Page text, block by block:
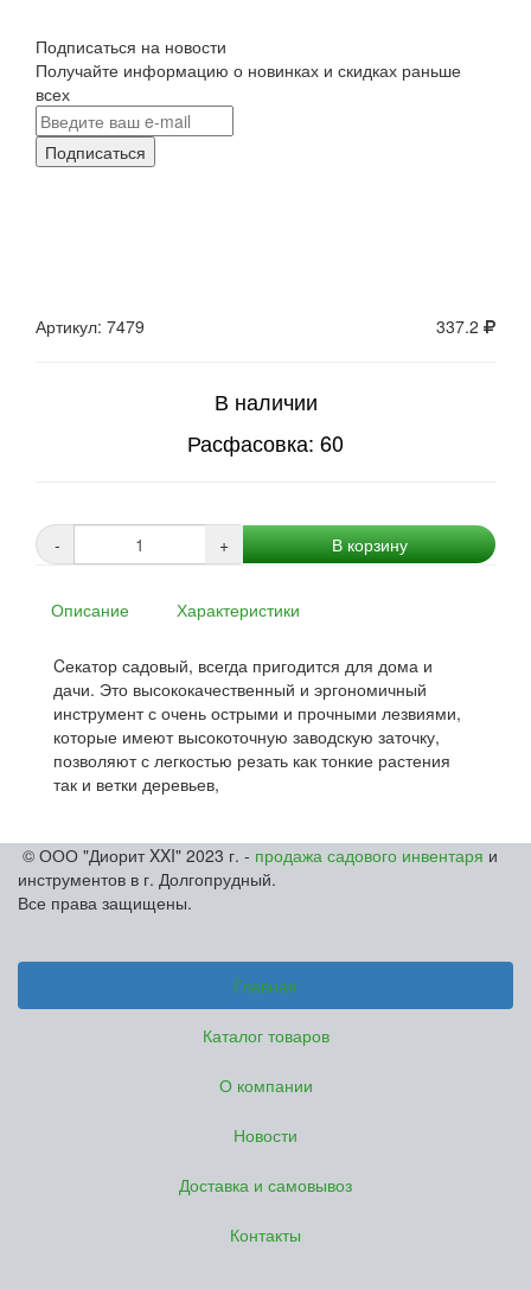
Подписаться на новости
Получайте информацию о новинках и скидках раньше
всех
Подписаться
Артикул: 7479 337.2
В наличии
Расфасовка: 60
- + В корзину
Описание Характеристики
Cекатор садовый, всегда пригодится для дома и
дачи. Это высококачественный и эргономичный
инструмент с очень острыми и прочными лезвиями,
которые имеют высокоточную заводскую заточку,
позволяют с легкостью резать как тонкие растения
так и ветки деревьев,
© ООО "Диорит XXI" 2023 г. - продажа садового инвентаря и
инструментов в г. Долгопрудный.
Все права защищены.
Главная
Каталог товаров
О компании
Новости
Доставка и самовывоз
Контакты